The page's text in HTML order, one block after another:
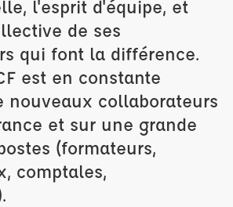
l'esprit d'équipe, et
de ses
qui font la différence.
est en constante
nouveaux collaborateurs
et sur une grande
(formateurs,
comptales,